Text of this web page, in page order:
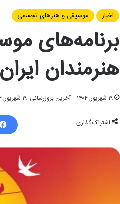
اخبار
موسیقی و هنرهای تجسمی
برنامه‌های
هنرمندان
۱۹ شهریور, ۱۴۰۴ آخرین بروزرسانی: ۱۹ شهریور, ۱۴۰۴
اشتراک گذاری